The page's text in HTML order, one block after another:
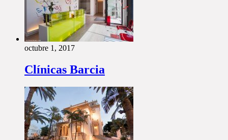
octubre 1, 2017
Clínicas Barcia